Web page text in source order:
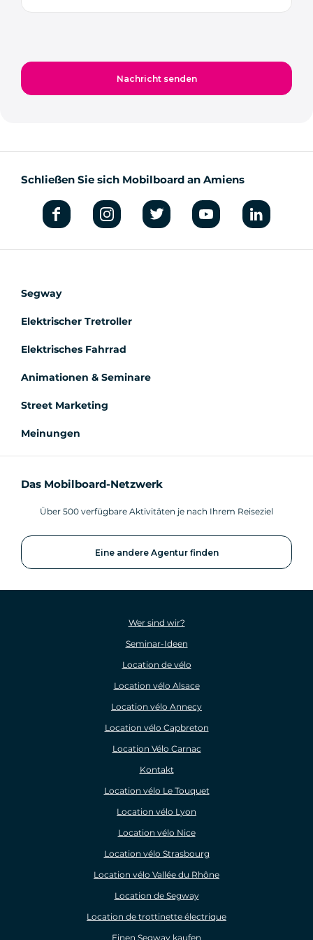
Schließen Sie sich Mobilboard an Amiens
Segway
Elektrischer Tretroller
Elektrisches Fahrrad
Animationen & Seminare
Street Marketing
Meinungen
Das Mobilboard-Netzwerk
Über 500 verfügbare Aktivitäten je nach Ihrem Reiseziel
Eine andere Agentur finden
Wer sind wir?
Seminar-Ideen
Location de vélo
Location vélo Alsace
Location vélo Annecy
Location vélo Capbreton
Location Vélo Carnac
Kontakt
Location vélo Le Touquet
Location vélo Lyon
Location vélo Nice
Location vélo Strasbourg
Location vélo Vallée du Rhône
Location de Segway
Location de trottinette électrique
Einen Segway kaufen